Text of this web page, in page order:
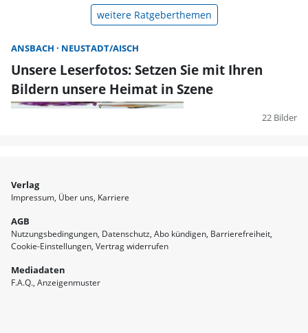
weitere Ratgeberthemen
ANSBACH NEUSTADT/AISCH
Unsere Leserfotos: Setzen Sie mit Ihren
Bildern unsere Heimat in Szene
22 Bilder
Verlag
Impressum Über uns Karriere
AGB
Nutzungsbedingungen Datenschutz Abo kündigen Barrierefreiheit
Cookie-Einstellungen Vertrag widerrufen
Mediadaten
F.A.Q. Anzeigenmuster